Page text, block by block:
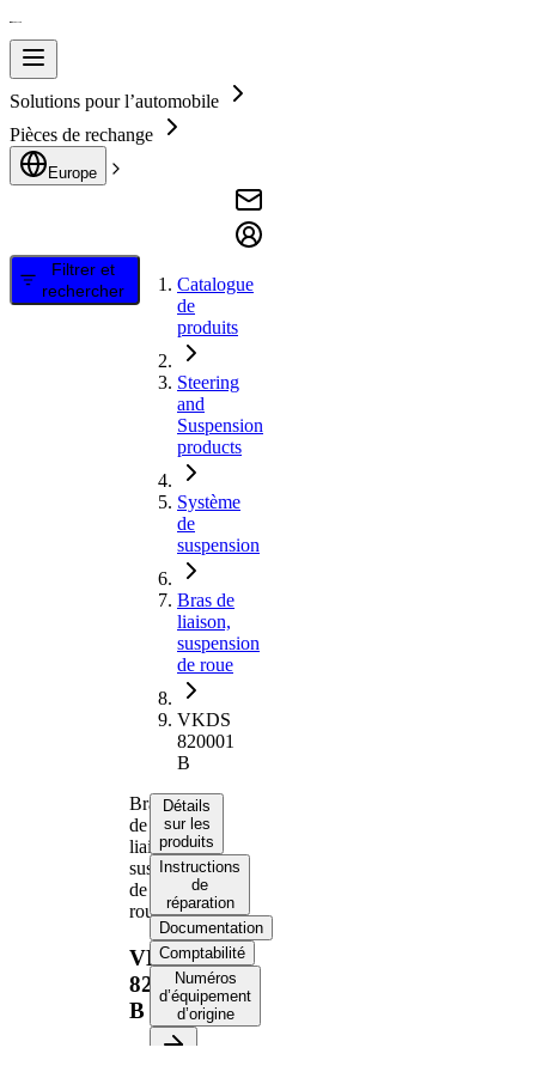
Solutions pour l’automobile
Pièces de rechange
Europe
Filtrer et
rechercher
Catalogue
de
produits
Steering
and
Suspension
products
Système
de
suspension
Bras de
liaison,
suspension
de roue
VKDS
820001
B
Bras
de
liaison,
suspension
de
roue
VKDS
820001
B
Détails
sur les
produits
Instructions
de
réparation
Documentation
Comptabilité
Numéros
d’équipement
d’origine